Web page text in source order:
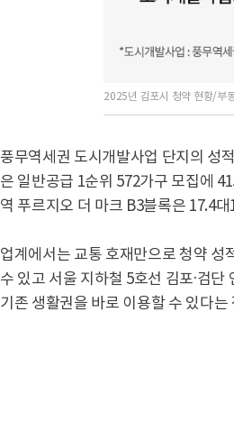
2025년 김포시 청약 현황/부
풍무역세권 도시개발사업 단지의 성
은 일반공급 1순위 572가구 모집에
역 푸르지오 더 마크 B3블록은 17.4
업계에서는 교통 호재만으로 청약 성
수 있고 서울 지하철 5호선 김포·검
기존 생활권을 바로 이용할 수 있다